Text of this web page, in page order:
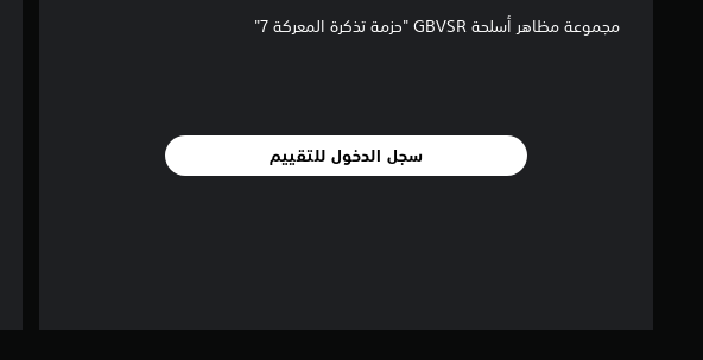
مجموعة مظاهر أسلحة GBVSR "حزمة تذكرة المعركة 7"
سجل الدخول للتقييم